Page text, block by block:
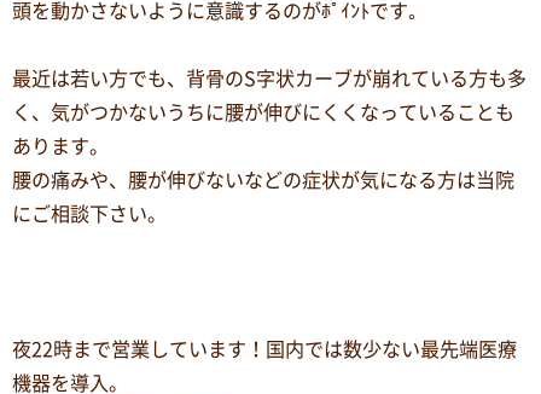
頭を動かさないように意識するのがﾎﾟｲﾝﾄです｡
最近は若い方でも、背骨のS字状カーブが崩れている方も多
く、気がつかないうちに腰が伸びにくくなっていることも
あります。
腰の痛みや、腰が伸びないなどの症状が気になる方は当院
にご相談下さい。
夜22時まで営業しています！国内では数少ない最先端医療
機器を導入。